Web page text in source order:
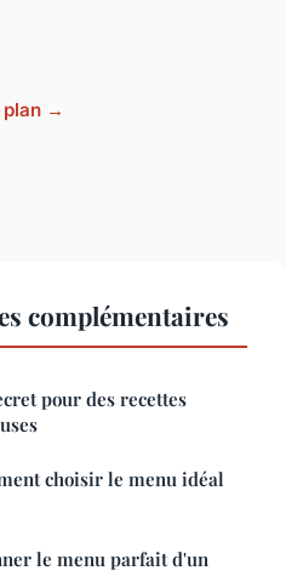
plan →
complémentaires
pour des recettes
choisir le menu idéal
le menu parfait d'un